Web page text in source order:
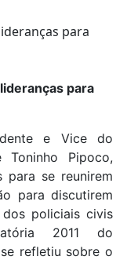
para
e Vice do
Toninho Pipoco,
para se reunirem
para discutirem
policiais civis
2011 do
refletiu sobre o